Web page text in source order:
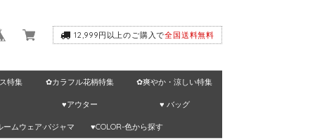
12,999円以上のご購入で全国送料無料
特集 ✿カラフル花柄特集 ✿爽やか・涼しい特集
♥アウター ♥ バッグ
ムウェア·パジャマ ♥COLOR-色から探す